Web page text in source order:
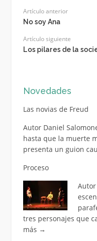
Artículo anterior
No soy Ana
Artículo siguiente
Los pilares de la
Novedades
Las novias de Freud
Autor Daniel
hasta que la muerte
presenta un guion
Proceso
tres personajes que
más →